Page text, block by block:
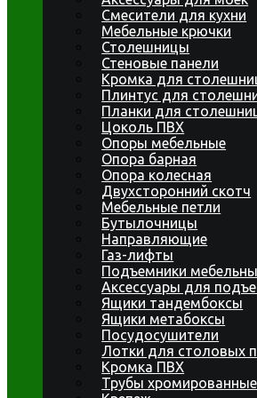
Смесители для кухни
Мебельные крючки
Столешницы
Стеновые панели
Кромка для
Плинтус для
Планки для
Цоколь ПВХ
Опоры мебельные
Опора барная
Опора колесная
Двухсторонний скотч
Мебельные петли
Бутылочницы
Направляющие
Газ-лифты
Подъемники
Аксессуары для
Ящики тандембоксы
Ящики метабоксы
Посудосушители
Лотки для столовых
Кромка ПВХ
Трубы хромированные